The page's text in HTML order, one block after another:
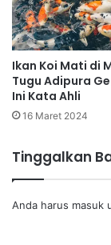
Ikan Koi Mati di
Tugu Adipura
Ini Kata Ahli
16 Maret 2024
Tinggalkan
Anda harus masuk